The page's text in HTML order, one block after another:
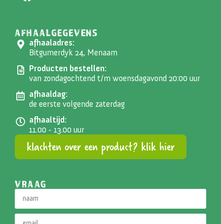
AFHAALGEGEVENS
afhaaladres:
Bitgumerdyk 24, Menaam
Producten bestellen:
van zondagochtend t/m woensdagavond 20:00 uur
afhaaldag:
de eerste volgende zaterdag
afhaaltijd:
11.00 - 13.00 uur
klachten over een product? klik hier
VRAAG